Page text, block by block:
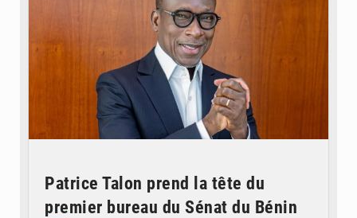
Patrice Talon prend la tête du
premier bureau du Sénat du Bénin